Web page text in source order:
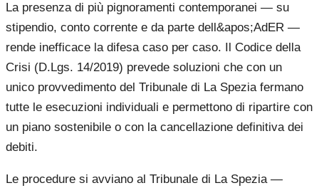
La presenza di più pignoramenti contemporanei — su
stipendio, conto corrente e da parte dell&apos;AdER —
rende inefficace la difesa caso per caso. Il Codice della
Crisi (D.Lgs. 14/2019) prevede soluzioni che con un
unico provvedimento del Tribunale di La Spezia fermano
tutte le esecuzioni individuali e permettono di ripartire con
un piano sostenibile o con la cancellazione definitiva dei
debiti.
Le procedure si avviano al Tribunale di La Spezia —